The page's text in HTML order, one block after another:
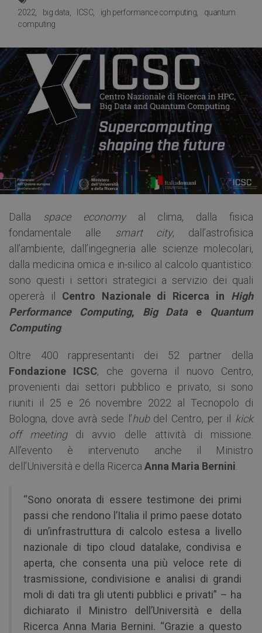
2022 big data ICSC igh performance computing
quantum
computing
Dalla space economyal clima, dalla fisica
fondamentale alle smart city, dall’astrofisica
all’ambiente, dall’ingegneria alle scienze molecolari,
dalla medicina omica e in-silico al calcolo quantistico:
sono questi i settori strategici a servizio dei quali
opererà il Centro Nazionale di Ricerca in High
Performance Computing, Big Datae Quantum
Computing.
Oltre 400 rappresentanti dei 52 partner della
Fondazione ICSC, che governa il nuovo Centro,
provenienti dai settori pubblico e privato, si sono
riuniti il 25 e 26 novembre 2022 al Tecnopolo di
Bologna, dove avrà sede l’hubdel Centro, per il kick
off meetingdi avvio delle attività di missione.
All’evento è intervenuto anche il Ministro
dell’Università e della Ricerca Anna Maria Bernini
“Sono onorata di essere testimone dei primi
passi che rendono l’Italia il primo paese dotato
di un’infrastruttura di calcolo estesa a livello
nazionale di tipo cloud datalake, condivisa e
aperta, che consenta una più veloce rete di
trasmissione, condivisione e analisi di grandi
moli di dati tra gli utenti pubblici e privati” – ha
dichiarato il Ministro dell’Università e della
Ricerca Anna Maria Bernini. “Grazie a questo